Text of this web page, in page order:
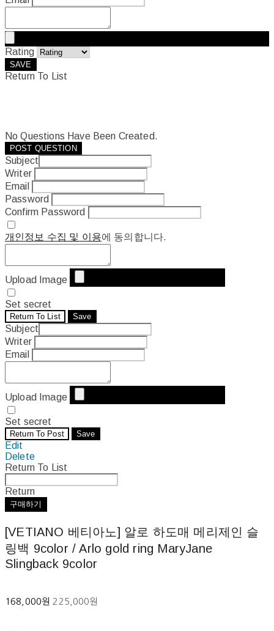
Rating
SAVE
Return To List
No Questions Have Been Created.
POST QUESTION
Subject
Writer
Email
Password
Confirm Password
개인정보 수집 및 이용에 동의합니다.
Upload Image
Set secret
Return To List Save
Subject
Writer
Email
Upload Image
Set secret
Return To Post Save
Edit
Delete
Return To List
Return
구매하기
[VETIANO 베티아노] 알로 하도매 메리제인 슬
링백 9color / Arlo gold ring MaryJane
Slingback 9color
168,000원 225,000원